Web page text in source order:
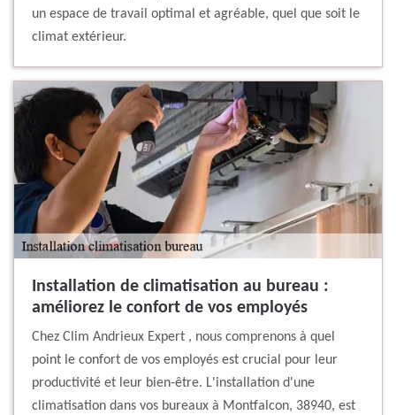
un espace de travail optimal et agréable, quel que soit le
climat extérieur.
Installation de climatisation au bureau :
améliorez le confort de vos employés
Chez Clim Andrieux Expert , nous comprenons à quel
point le confort de vos employés est crucial pour leur
productivité et leur bien-être. L'installation d'une
climatisation dans vos bureaux à Montfalcon, 38940, est